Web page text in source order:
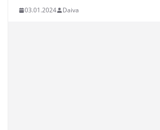
03.01.2024 Daiva